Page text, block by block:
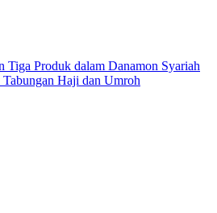
Tiga Produk dalam Danamon Syariah
Haji dan Umroh